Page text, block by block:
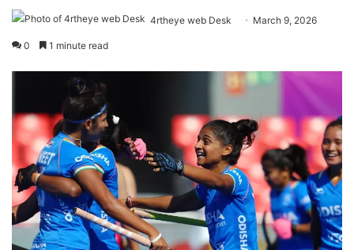
4rtheye web Desk March 9, 2026
0 1 minute read